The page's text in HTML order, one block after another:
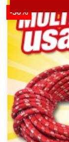
-50%